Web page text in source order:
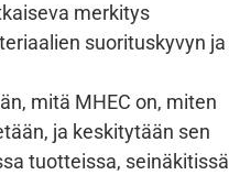
merkitys
suorituskyvyn ja
mitä MHEC on, miten
ja keskitytään sen
tuotteissa, seinäkitissä